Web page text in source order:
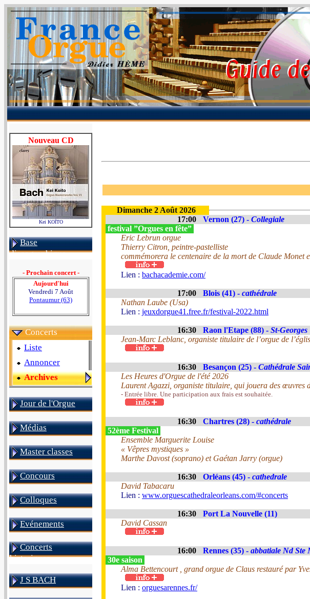
Nouveau CD
Kei KOÏTO
Base
discographique
- Prochain concert -
Aujourd'hui
Vendredi 7 Août
Pontaumur (63)
Concerts
Liste
Annoncer
Archives
Jour de l'Orgue
Médias
Master classes
Concours
Colloques
Evénements
Concerts
historiques
J S BACH
Dimanche 2 Août 2026
17:00
Vernon (27) - Collegiale
festival ”Orgues en fête”
Eric Lebrun orgue
Thierry Citron, peintre-pastelliste
commémorera le centenaire de la mort de Claude Monet
Lien : bachacademie.com/
17:00 Blois (41) - cathédrale
Nathan Laube (Usa)
Lien : jeuxdorgue41.free.fr/festival-2022.html
16:30 Raon l'Etape (88) - St-Georges
Jean-Marc Leblanc, organiste titulaire de l’orgue de
16:30 Besançon (25) - Cathédrale
Les Heures d'Orgue de l'été 2026
Laurent Agazzi, organiste titulaire, qui jouera des
- Entrée libre. Une participation aux frais est souhaitée.
16:30 Chartres (28) - cathédrale
52ème Festival
Ensemble Marguerite Louise
« Vêpres mystiques »
Marthe Davost (soprano) et Gaétan Jarry (orgue)
16:30 Orléans (45) - cathedrale
David Tabacaru
Lien : www.orguescathedraleorleans.com/#concerts
16:30
Port La Nouvelle (11)
David Cassan
16:00 Rennes (35) - abbatiale Nd Ste
30e saison
Alma Bettencourt , grand orgue de Claus restauré par
Lien : orguesarennes.fr/